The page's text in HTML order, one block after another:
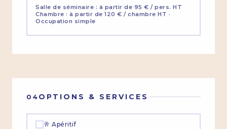
Salle de séminaire : à partir de 95 € / pers. HT
Chambre : à partir de 120 € / chambre HT ·
Occupation simple
04OPTIONS & SERVICES
🥂 Apéritif